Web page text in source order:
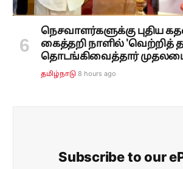
நெசவாளர்களுக்கு புதிய
கைத்தறி நாளில் 'வெற்றித்
தொடங்கிவைத்தார்
தமிழ்நாடு 8 hours ago
Subscribe to our